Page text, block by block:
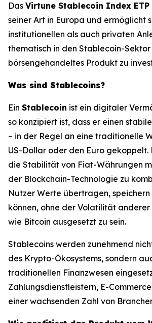
Das Virtune Stablecoin Index ETP
seiner Art in Europa und ermöglicht
institutionellen als auch privaten
thematisch in den Stablecoin-Sektor
börsengehandeltes Produkt zu
Was sind Stablecoins?
Ein Stablecoin ist ein digitaler
so konzipiert ist, dass er einen
– in der Regel an eine traditionelle
US-Dollar oder den Euro gekoppelt.
die Stabilität von Fiat-Währungen
der Blockchain-Technologie zu
Nutzer Werte übertragen,
können, ohne der Volatilität
wie Bitcoin ausgesetzt zu sein.
Stablecoins werden zunehmend
des Krypto-Ökosystems, sondern
traditionellen Finanzwesen
Zahlungsdienstleistern, E-
einer wachsenden Zahl von